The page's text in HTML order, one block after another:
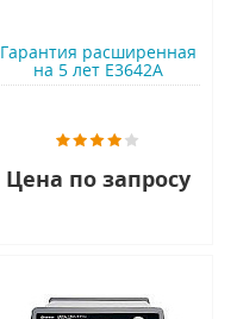
Гарантия расширенная
на 5 лет E3642A
Цена по запросу